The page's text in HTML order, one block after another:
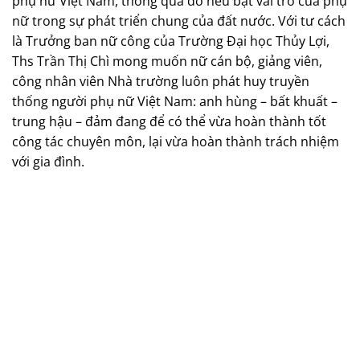
nữ trong sự phát triển chung của đất nước. Với tư cách
là Trưởng ban nữ công của Trường Đại học Thủy Lợi,
Ths Trần Thị Chì mong muốn nữ cán bộ, giảng viên,
công nhân viên Nhà trường luôn phát huy truyền
thống người phụ nữ Việt Nam: anh hùng – bất khuất –
trung hậu – đảm đang để có thể vừa hoàn thành tốt
công tác chuyên môn, lại vừa hoàn thành trách nhiệm
với gia đình.